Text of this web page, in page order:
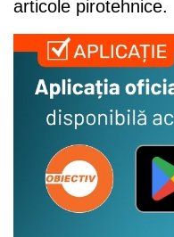
articole pirotehnice.